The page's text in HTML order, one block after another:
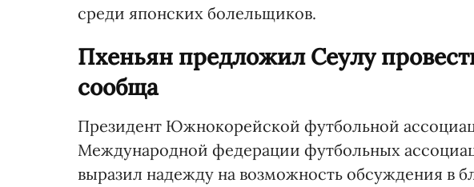
среди японских болельщиков.
Пхеньян предложил Сеулу
сообща
Президент Южнокорейской футбольной
Международной федерации футбольных
выразил надежду на возможность обсуждения в